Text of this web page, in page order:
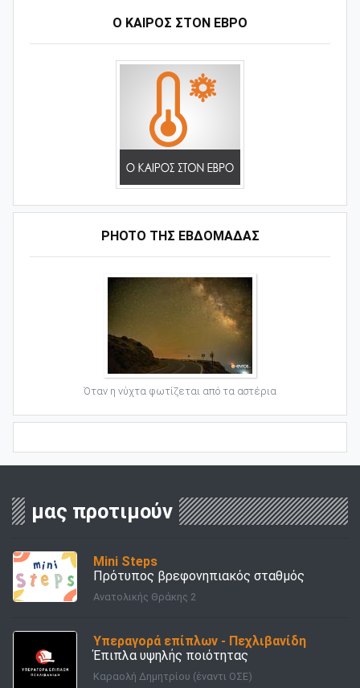
Ο ΚΑΙΡΟΣ ΣΤΟΝ ΕΒΡΟ
PHOTO ΤΗΣ ΕΒΔΟΜΑΔΑΣ
Όταν η νύχτα φωτίζεται από τα αστέρια
μας προτιμούν
Mini Steps
Πρότυπος βρεφονηπιακός σταθμός
Ανατολικής Θράκης 2
Υπεραγορά επίπλων - Πεχλιβανίδη
Έπιπλα υψηλής ποιότητας
Καραολή Δημητρίου (έναντι ΟΣΕ)